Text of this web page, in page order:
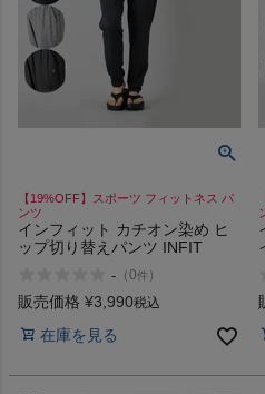
【19%OFF】スポーツ フィットネス パ
ンツ
インフィット カチオン染め ヒ
ップ切り替えパンツ INFIT
- （0件 ）
販売価格 ¥3,990税込
在庫を見る